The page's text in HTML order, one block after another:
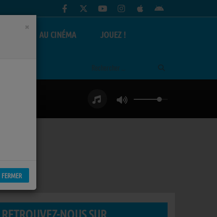
AU CINÉMA JOUEZ !
RETROUVEZ-NOUS SUR
×
FERMER